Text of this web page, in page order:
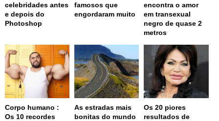
celebridades antes
e depois do
Photoshop
famosos que
engordaram muito
encontra o amor
em transexual
negro de quase 2
metros
Corpo humano :
Os 10 recordes
As estradas mais
bonitas do mundo
Os 20 piores
resultados de